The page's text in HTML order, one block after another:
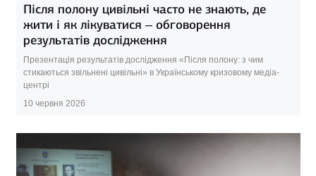
Після полону цивільні часто не знають, де
жити і як лікуватися – обговорення
результатів дослідження
Презентація результатів дослідження «Після полону: з чим
стикаються звільнені цивільні» в Українському кризовому медіа-
центрі
10 червня 2026